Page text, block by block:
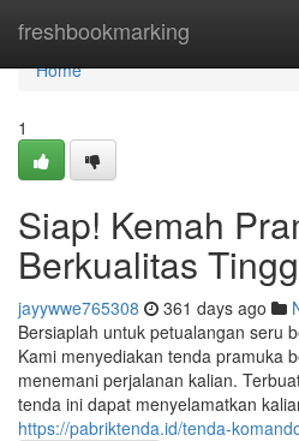
freshbookmarking
Home
Home
1
Siap! Kemah
Berkualitas
jayywwe765308 361 days ago
Bersiaplah untuk petualangan seru
Kami menyediakan tenda pramuka
menemani perjalanan kalian.
tenda ini dapat menyelamatkan
https://pabriktenda.id/tenda-